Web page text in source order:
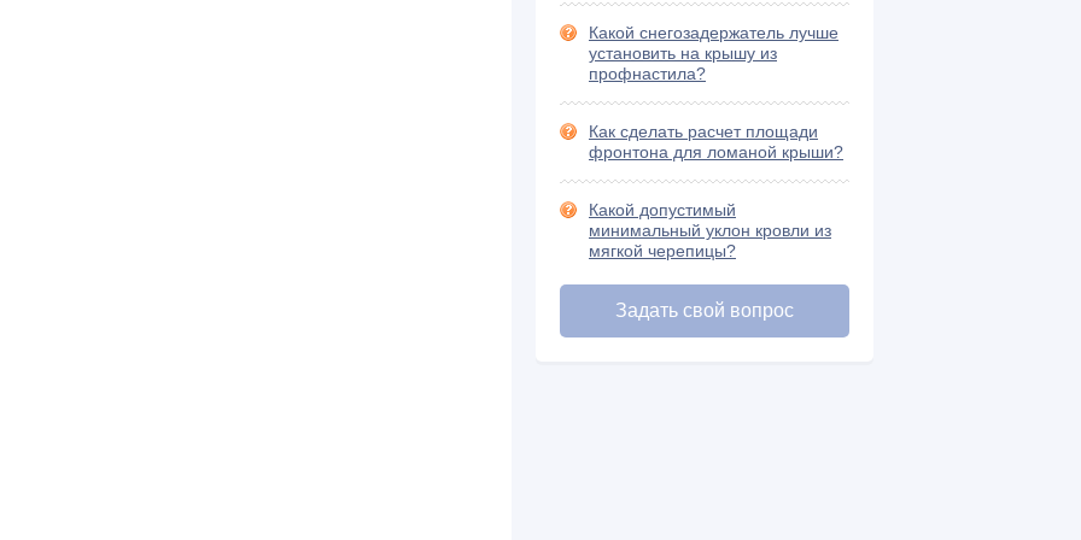
Шифер и его разновидности (15)
Какой снегозадержатель лучше
установить на крышу из
профнастила?
Как сделать расчет площади
фронтона для ломаной крыши?
Какой допустимый
минимальный уклон кровли из
мягкой черепицы?
Задать свой вопрос